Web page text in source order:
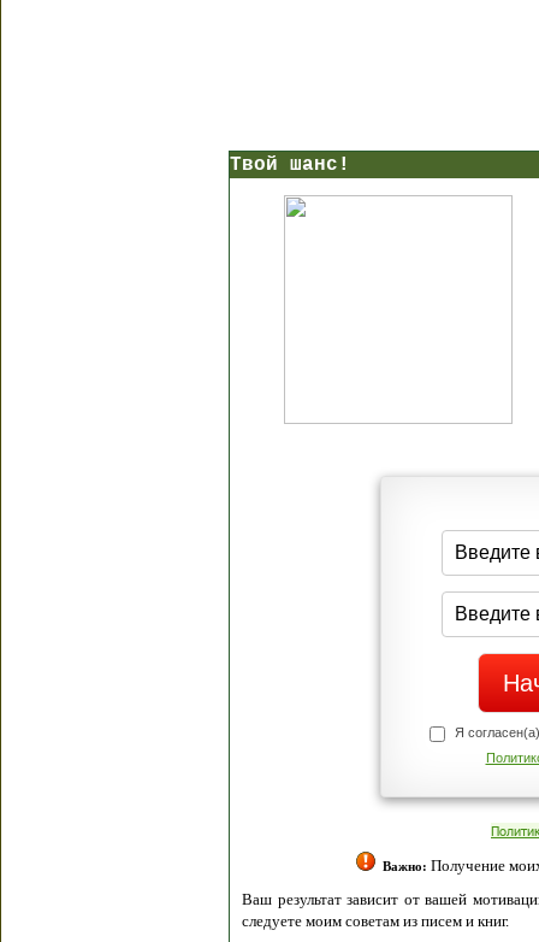
Твой шанс!
Я
Важно: Получение
Ваш результат зависит от вашей
следуете моим советам из писем и книг.